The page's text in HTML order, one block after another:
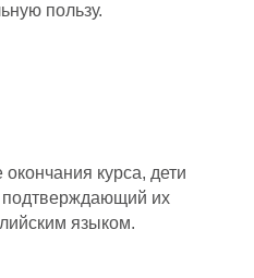
пользу.
курса, дети
подтверждающий их
языком.